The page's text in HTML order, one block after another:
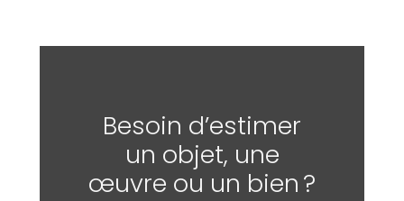
Besoin d’estimer
un objet, une
œuvre ou un bien ?